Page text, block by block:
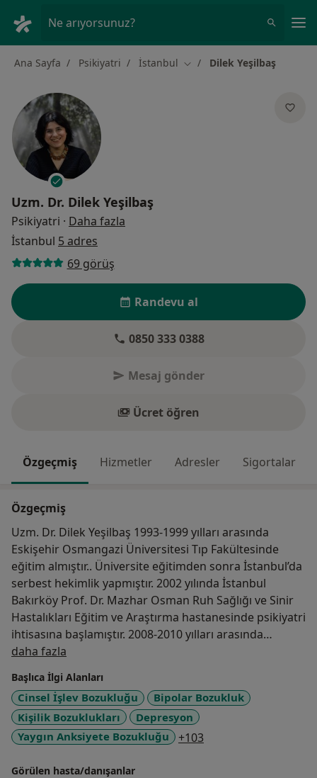
Ne arıyorsunuz?
Ana Sayfa Psikiyatri İstanbul Şehir değiştir
Dilek Yeşilbaş
Uzm. Dr. Dilek Yeşilbaş
Psikiyatri · Daha fazla
İstanbul 5 adres
69 görüş
Randevu al
0850 333 0388
Mesaj gönder
Ücret öğren
Özgeçmiş Hizmetler Adresler Sigortalar
Özgeçmiş
Uzm. Dr. Dilek Yeşilbaş 1993-1999 yılları arasında
Eskişehir Osmangazi Üniversitesi Tıp Fakültesinde
eğitim almıştır.. Üniversite eğitimden sonra İstanbul’da
serbest hekimlik yapmıştır. 2002 yılında İstanbul
Bakırköy Prof. Dr. Mazhar Osman Ruh Sağlığı ve Sinir
Hastalıkları Eğitim ve Araştırma hastanesinde psikiyatri
ihtisasına başlamıştır. 2008-2010 yılları arasında
mecburi hizmet için Hakkari Devlet Hastanesine
gitmiştir. 2010-2013 yılları arasında yeniden İstanbul
Bakırköy Prof.Dr. Mazhar Osman Ruh Sağlığı ve Sinir
Hastalıkları Eğitim ve Araştırma hastanesinde psikiyatri
uzmanı olarak hastalarına hizmet vermiştir.
daha fazla
Başlıca İlgi Alanları
Cinsel İşlev Bozukluğu
Bipolar Bozukluk
Kişilik Bozuklukları
Depresyon
Yaygın Anksiyete Bozukluğu
+103
Görülen hasta/danışanlar